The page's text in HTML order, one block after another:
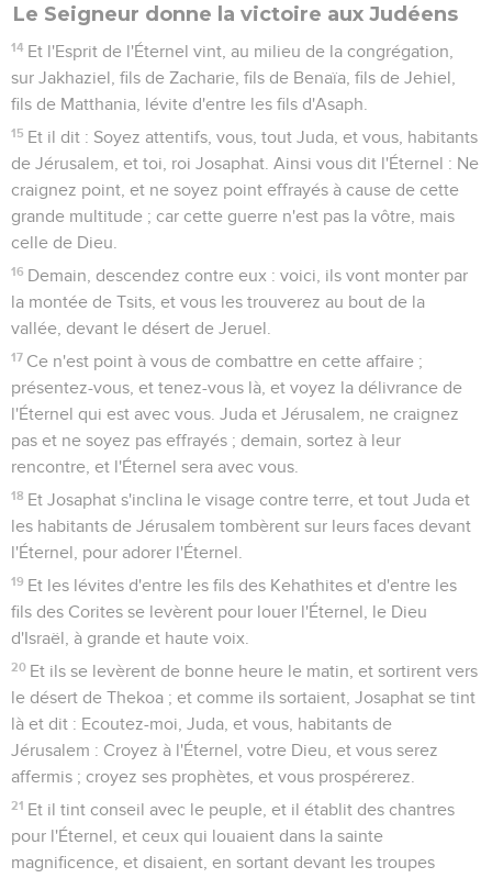
Le Seigneur donne la victoire aux Judéens
14 Et l'Esprit de l'Éternel vint, au milieu de la congrégation,
sur Jakhaziel, fils de Zacharie, fils de Benaïa, fils de Jehiel,
fils de Matthania, lévite d'entre les fils d'Asaph.
15 Et il dit : Soyez attentifs, vous, tout Juda, et vous, habitants
de Jérusalem, et toi, roi Josaphat. Ainsi vous dit l'Éternel : Ne
craignez point, et ne soyez point effrayés à cause de cette
grande multitude ; car cette guerre n'est pas la vôtre, mais
celle de Dieu.
16 Demain, descendez contre eux : voici, ils vont monter par
la montée de Tsits, et vous les trouverez au bout de la
vallée, devant le désert de Jeruel.
17 Ce n'est point à vous de combattre en cette affaire ;
présentez-vous, et tenez-vous là, et voyez la délivrance de
l'Éternel qui est avec vous. Juda et Jérusalem, ne craignez
pas et ne soyez pas effrayés ; demain, sortez à leur
rencontre, et l'Éternel sera avec vous.
18 Et Josaphat s'inclina le visage contre terre, et tout Juda et
les habitants de Jérusalem tombèrent sur leurs faces devant
l'Éternel, pour adorer l'Éternel.
19 Et les lévites d'entre les fils des Kehathites et d'entre les
fils des Corites se levèrent pour louer l'Éternel, le Dieu
d'Israël, à grande et haute voix.
20 Et ils se levèrent de bonne heure le matin, et sortirent vers
le désert de Thekoa ; et comme ils sortaient, Josaphat se tint
là et dit : Ecoutez-moi, Juda, et vous, habitants de
Jérusalem : Croyez à l'Éternel, votre Dieu, et vous serez
affermis ; croyez ses prophètes, et vous prospérerez.
21 Et il tint conseil avec le peuple, et il établit des chantres
pour l'Éternel, et ceux qui louaient dans la sainte
magnificence, et disaient, en sortant devant les troupes